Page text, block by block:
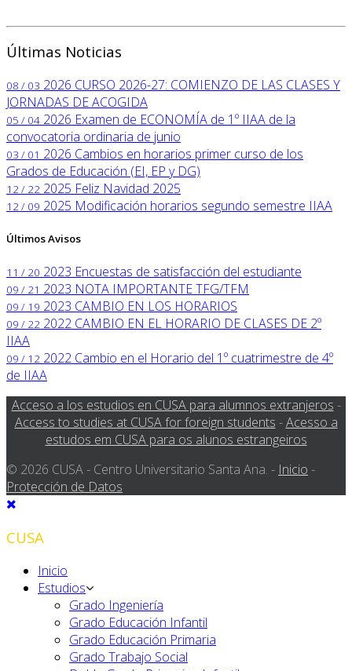
Últimas Noticias
08 / 03 2026 CURSO 2026-27: COMIENZO DE LAS CLASES Y
JORNADAS DE ACOGIDA
05 / 04 2026 Examen de ECONOMÍA de 1º IIAA de la
convocatoria ordinaria de junio
03 / 01 2026 Cambios en horarios primer curso de los
Grados de Educación (EI, EP y DG)
12 / 22 2025 Feliz Navidad 2025
12 / 09 2025 Modificación horarios segundo semestre IIAA
Últimos Avisos
11 / 20 2023 Encuestas de satisfacción del estudiante
09 / 21 2023 NOTA IMPORTANTE TFG/TFM
09 / 19 2023 CAMBIO EN LOS HORARIOS
09 / 22 2022 CAMBIO EN EL HORARIO DE CLASES DE 2º
IIAA
09 / 12 2022 Cambio en el Horario del 1º cuatrimestre de 4º
de IIAA
Acceso a los estudios en CUSA para alumnos extranjeros -
Access to studies at CUSA for foreign students -Acesso a
estudos em CUSA para os alunos estrangeiros
© 2026 CUSA - Centro Universitario Santa Ana. - Inicio -
Protección de Datos
CUSA
Inicio
Estudios
Grado Ingeniería
Grado Educación Infantil
Grado Educación Primaria
Grado Trabajo Social